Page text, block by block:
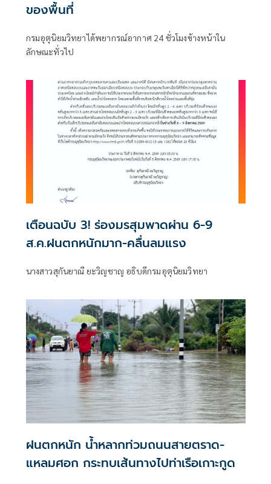
ของพื้นที่
กรมอุตุนิยมวิทยาได้พยากรณ์อากาศ 24 ชั่วโมงข้างหน้าใน
ลักษณะทั่วไป
เตือนฉบับ 3! ร่องมรสุมพาดผ่าน 6-9
ส.ค.ฝนตกหนักมาก-คลื่นลมแรง
นางสาวสุกันยาณี ยะวิญชาญ อธิบดีกรมอุตุนิยมวิทยา
ฝนตกหนัก น้ำหลากท่วมถนนสายตราด-
แหลมศอก กระทบเส้นทางไปท่าเรือเกาะกูด